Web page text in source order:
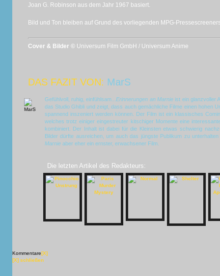
Joan G. Robinson aus dem Jahr 1967 basiert.
Bild und Ton bleiben auf Grund des vorliegenden MPG-
Cover & Bilder © Universum Film GmbH / Universum Anime
DAS FAZIT VON: MarS
Gefühlvoll, ruhig, einfühlsam...Erinnerungen an Marnieist ein glanzvoller
das Studio Ghibli und zeigt, dass auch gemächliche Filme einen hohen
spannend inszeniert werden können. Der Film ist ein klassisches
welches trotz einiger eingestreuter kitschiger Momente eine
kombiniert. Der Inhalt ist dabei für die Kleinsten etwas schwierig
Bilder dürfte ausreichen, um auch das jüngste Publikum zu
Marnieaber eher ein ernster, erwachsener Film.
Die letzten Artikel des Redakteurs:
Kommentare[X]
[X] schließen